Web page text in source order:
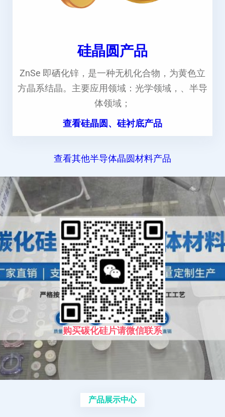
硅晶圆产品
ZnSe 即硒化锌，是一种无机化合物，为黄色立
方晶系结晶。主要应用领域：光学领域，、半导
体领域；
查看硅晶圆、硅衬底产品
查看其他半导体晶圆材料产品
购买碳化硅片请微信联系
产品展示中心